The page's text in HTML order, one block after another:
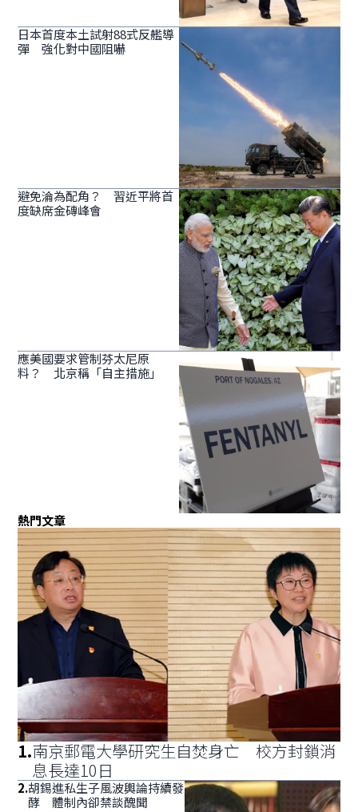
日本首度本土試射88式反艦導
彈 強化對中國阻嚇
避免淪為配角？ 習近平將首
度缺席金磚峰會
應美國要求管制芬太尼原
料？ 北京稱「自主措施」
熱門文章
1.南京郵電大學研究生自焚身亡 校方封鎖消
息長達10日
2.胡錫進私生子風波輿論持續發
酵 體制內卻禁談醜聞